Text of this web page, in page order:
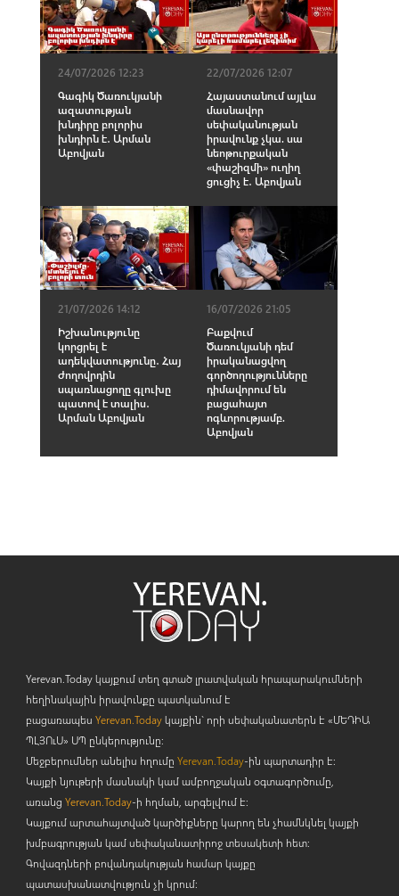
24/07/2026 12:23
Գագիկ Ծառուկյանի
ազատության
խնդիրը բոլորիս
խնդիրն է․ Արման
Աբովյան
22/07/2026 12:07
Հայաստանում այլևս
մասնավոր
սեփականության
իրավունք չկա. սա
նեոթուրքական
«փաշիզմի» ուղիղ
ցուցիչ է․ Աբովյան
21/07/2026 14:12
Իշխանությունը
կորցրել է
ադեկվատությունը․ Հայ
ժողովրդին
սպառնացողը գլուխը
պատով է տալիս․
Արման Աբովյան
16/07/2026 21:05
Բաքվում
Ծառուկյանի դեմ
իրականացվող
գործողությունները
դիմավորում են
բացահայտ
ոգևորությամբ.
Աբովյան
Yerevan.Today կայքում տեղ գտած լրատվական հրապարակումների
հեղինակային իրավունքը պատկանում է
բացառապես Yerevan.Todayկայքին` որի սեփականատերն է «ՄԵԴԻԱ
ՊԼՅՈւՍ» ՍՊ ընկերությունը։
Մեջբերումներ անելիս հղումը Yerevan.Today-ին պարտադիր է:
Կայքի նյութերի մասնակի կամ ամբողջական օգտագործումը,
առանց Yerevan.Today-ի հղման, արգելվում է:
Կայքում արտահայտված կարծիքները կարող են չհամնկնել կայքի
խմբագրության կամ սեփականատիրոջ տեսակետի հետ:
Գովազդների բովանդակության համար կայքը
պատասխանատվություն չի կրում: